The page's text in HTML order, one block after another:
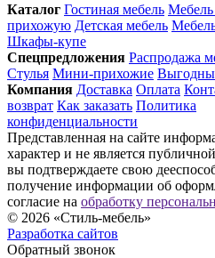
Каталог Гостиная мебель Мебель
прихожую Детская мебель
Шкафы-купе
Спец­предложения Распродажа
Стулья Мини-прихожие
Компания Доставка Оплата
возврат Как заказать Политика
конфиденциальности
Представленная на сайте
характер и не является
вы подтверждаете свою
получение информации об
согласие на обработку
© 2026 «Стиль-мебель»
Разработка сайтов
Обратный звонок